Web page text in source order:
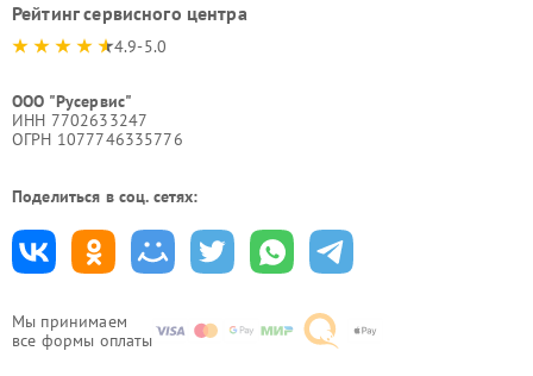
Мы принимаем
все формы оплаты
Рейтинг сервисного центра
4.9-5.0
ООО "Русервис"
ИНН 7702633247
ОГРН 1077746335776
Поделиться в соц. сетях: